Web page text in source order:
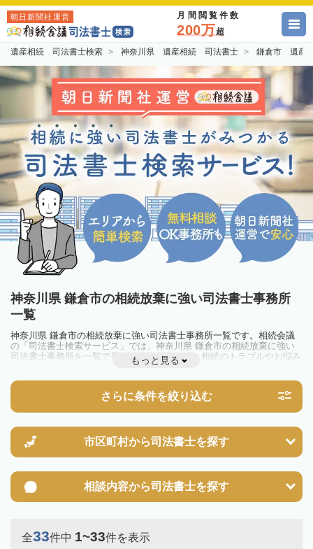
朝日新聞社運営 月間閲覧件数
200万超
遺産相続 司法書士検索 神奈川県 遺産相続 司法書士 鎌倉市 遺産
神奈川県 鎌倉市の相続放棄に強い司法書士事務所
一覧
神奈川県 鎌倉市の相続放棄に強い司法書士事務所一覧です。相続会議
の「司法書士検索サービス」では、神奈川県 鎌倉市の相続放棄に強い
司法書士事務所を一覧で見ることが出来ます。相続のトラブルやお悩み
を抱えている方は一度近隣の司法書士に相談してみましょう。
もっと見る
さらに条件を絞り込む
市区町村から司法書士を探す
相談内容から司法書士を探す
全33件中 1~33件を表示